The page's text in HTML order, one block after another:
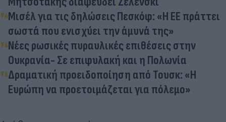
Μισέλ για τις δηλώσεις Πεσκόφ: «Η ΕΕ πράττει
σωστά που ενισχύει την άμυνά της»
Νέες ρωσικές πυραυλικές επιθέσεις στην
Ουκρανία- Σε επιφυλακή και η Πολωνία
Δραματική προειδοποίηση από Τουσκ: «Η
Ευρώπη να προετοιμάζεται για πόλεμο»